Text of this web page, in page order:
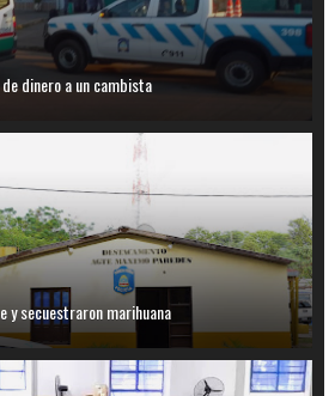
dinero a un cambista
y secuestraron marihuana